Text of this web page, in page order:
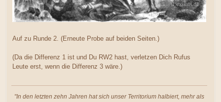
Auf zu Runde 2. (Erneute Probe auf beiden Seiten.)
(Da die Differenz 1 ist und Du RW2 hast, verletzen Dich Rufus
Leute erst, wenn die Differenz 3 wäre.)
"In den letzten zehn Jahren hat sich unser Territorium halbiert, mehr als